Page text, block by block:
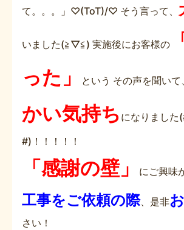
て。。。」♡(ToT)/♡ そう言って、
いました(≧▽≦) 実施後にお客様の
った」
という その声を聞いて
かい気持ち になりました
#)！！！！！
「感謝の壁」 にご興味
工事をご依頼の際、是非
さい！